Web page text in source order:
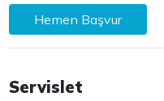
Hemen Başvur
Servislet